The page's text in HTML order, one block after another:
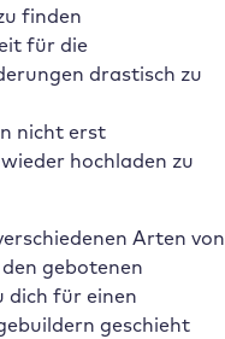
finden
für die
drastisch zu
nicht erst
hochladen zu
Arten von
gebotenen
dich für einen
geschieht